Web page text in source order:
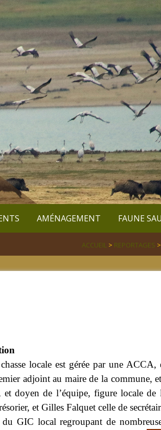
AMÉNAGEMENT FAUNE
ACCUEIL > REPORTAGES
locale est gérée par une
adjoint au maire de la commune,
doyen de l’équipe, figure locale de
et Gilles Falquet celle de
du GIC local regroupant de